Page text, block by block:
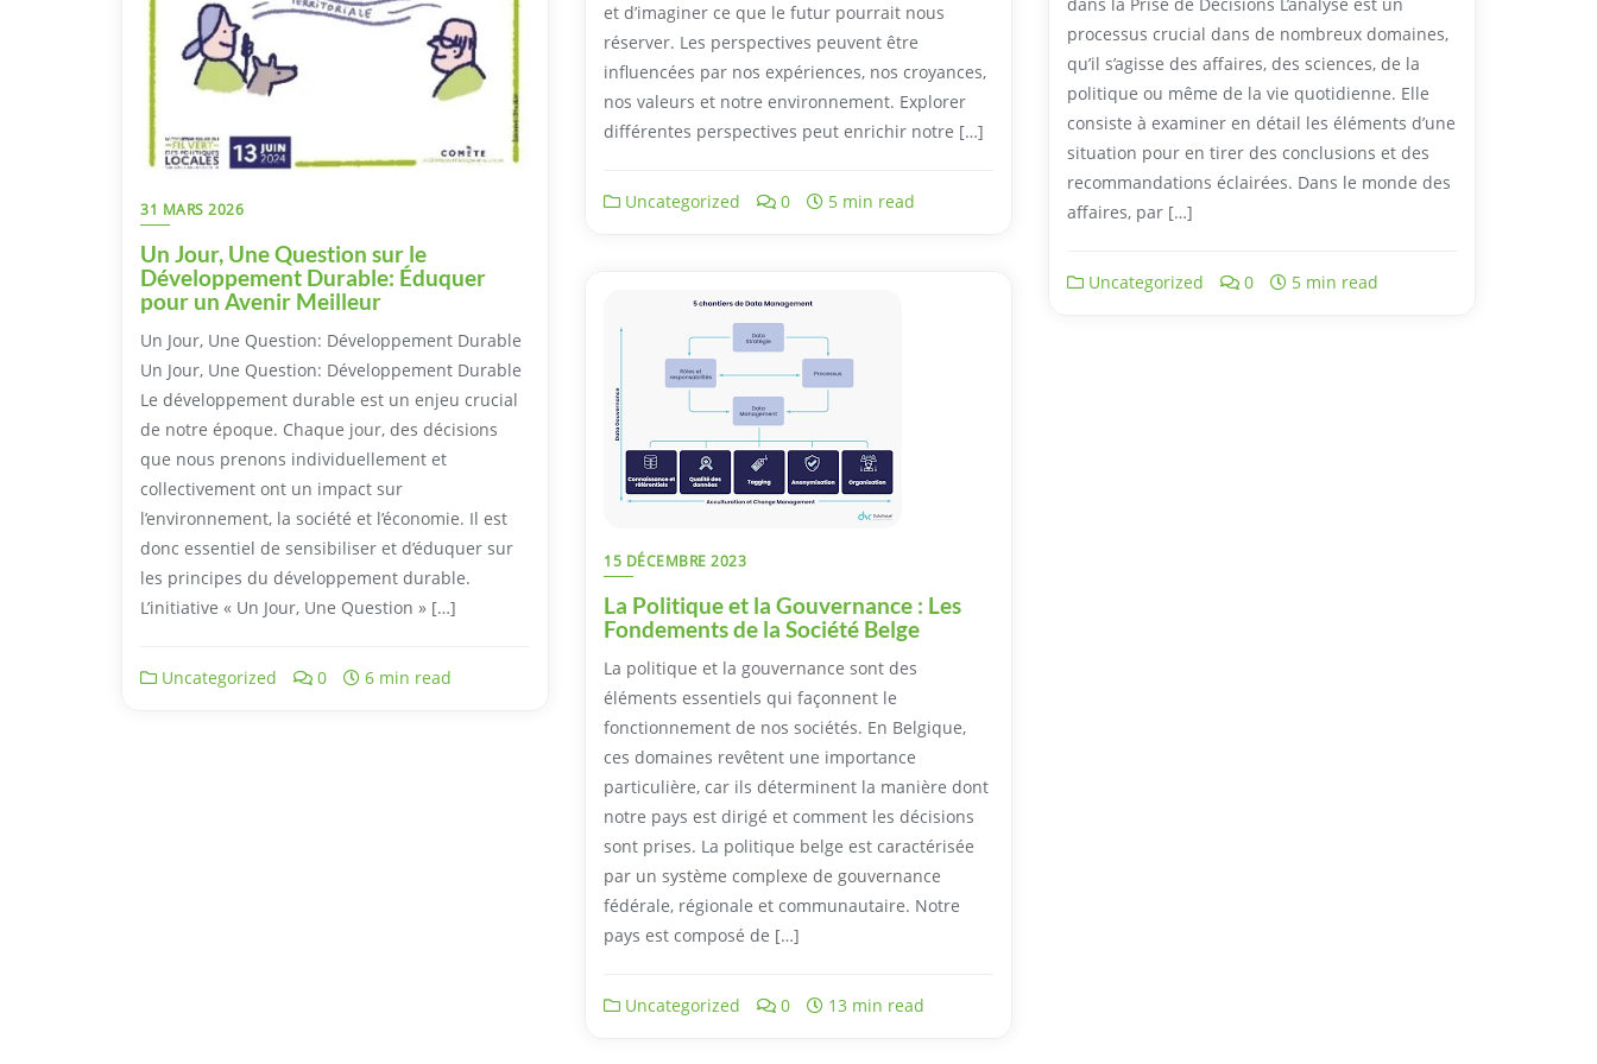
31 MARS 2026
Un Jour, Une Question sur le
Développement Durable: Éduquer
pour un Avenir Meilleur
Un Jour, Une Question: Développement Durable
Un Jour, Une Question: Développement Durable
Le développement durable est un enjeu crucial
de notre époque. Chaque jour, des décisions
que nous prenons individuellement et
collectivement ont un impact sur
l’environnement, la société et l’économie. Il est
donc essentiel de sensibiliser et d’éduquer sur
les principes du développement durable.
L’initiative « Un Jour, Une Question » […]
Uncategorized 0 6 min read
et d’imaginer ce que le futur pourrait nous
réserver. Les perspectives peuvent être
influencées par nos expériences, nos croyances,
nos valeurs et notre environnement. Explorer
différentes perspectives peut enrichir notre […]
Uncategorized 0 5 min read
processus crucial dans de nombreux domaines,
qu’il s’agisse des affaires, des sciences, de la
politique ou même de la vie quotidienne. Elle
consiste à examiner en détail les éléments d’une
situation pour en tirer des conclusions et des
recommandations éclairées. Dans le monde des
affaires, par […]
Uncategorized 0 5 min read
15 DÉCEMBRE 2023
La Politique et la Gouvernance : Les
Fondements de la Société Belge
La politique et la gouvernance sont des
éléments essentiels qui façonnent le
fonctionnement de nos sociétés. En Belgique,
ces domaines revêtent une importance
particulière, car ils déterminent la manière dont
notre pays est dirigé et comment les décisions
sont prises. La politique belge est caractérisée
par un système complexe de gouvernance
fédérale, régionale et communautaire. Notre
pays est composé de […]
Uncategorized 0 13 min read